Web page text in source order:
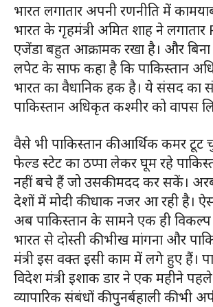
भारत लगातार अपनी रणनीति में
भारत के गृहमंत्री अमित शाह ने
एजेंडा बहुत आक्रामक रखा है। और
लपेट के साफ कहा है कि पाकिस्तान
भारत का वैधानिक हक है। ये संसद का
पाकिस्तान अधिकृत कश्मीर को वापस
वैसे भी पाकिस्तान की आर्थिक कमर टूट
फेल्ड स्टेट का ठप्पा लेकर घूम रहे
नहीं बचे हैं जो उसकी मदद कर सकें।
देशों में मोदी की धाक नजर आ रही है।
अब पाकिस्तान के सामने एक ही
भारत से दोस्ती की भीख मांगना और
मंत्री इस वक्त इसी काम में लगे हुए हैं।
विदेश मंत्री इशाक डार ने एक महीने
व्यापारिक संबंधों की पुनर्बहाली की भी